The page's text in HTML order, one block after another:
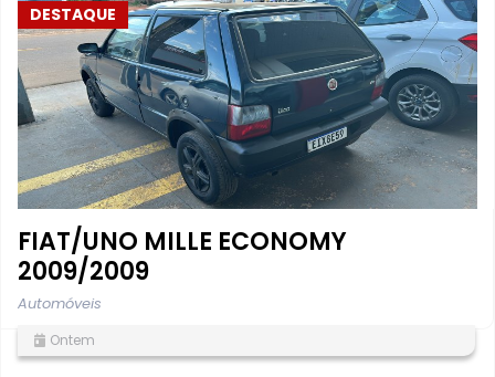
DESTAQUE
FIAT/UNO MILLE ECONOMY
2009/2009
Automóveis
Ontem